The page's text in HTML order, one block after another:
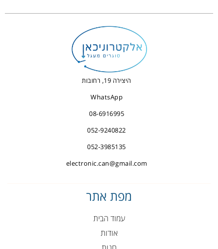
היצירה 19, רחובות
WhatsApp
08-6916995
052-9240822
052-3985135
electronic.can@gmail.com
מפת אתר
עמוד הבית
אודות